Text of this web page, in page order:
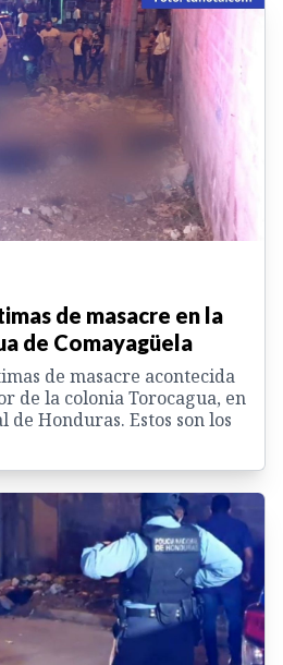
de masacre en la
de Comayagüela
de masacre acontecida
de la colonia Torocagua, en
de Honduras. Estos son los